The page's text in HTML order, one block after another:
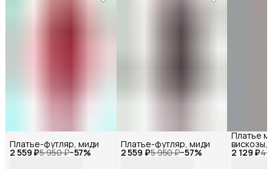
2 559 ₽5 950 ₽−57%
Платье-футляр, миди
2 559 ₽5 950 ₽−57%
Платье-футляр, миди
2 129 ₽4
Платье
вискозы,